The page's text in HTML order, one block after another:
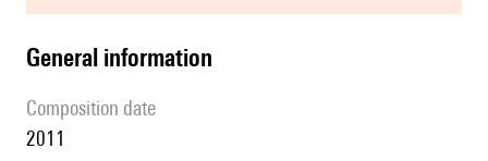
general information
composition date
2011